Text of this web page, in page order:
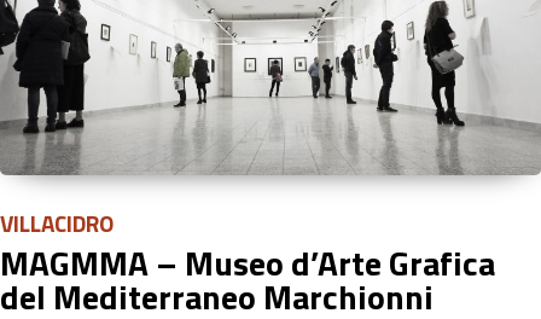
VILLACIDRO
MAGMMA – Museo d’Arte Grafica
del Mediterraneo Marchionni